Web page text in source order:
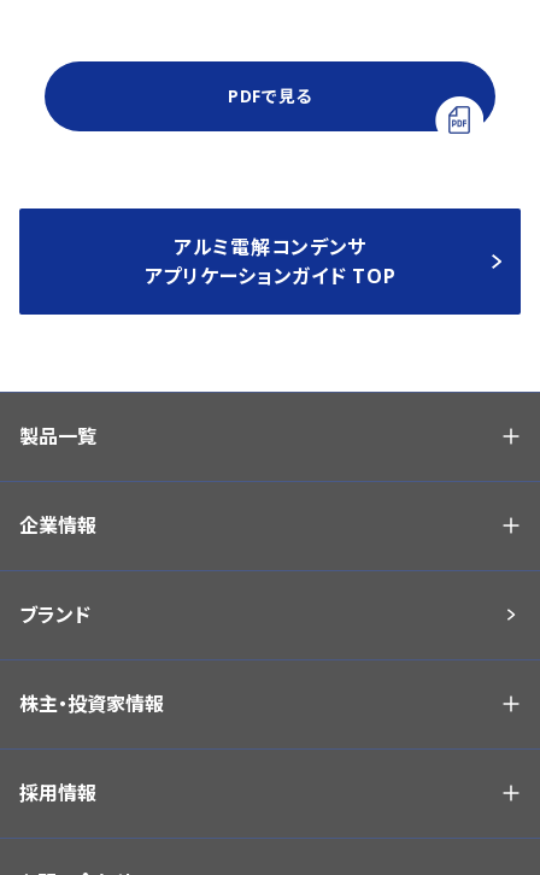
PDFで見る
アルミ電解コンデンサ
アプリケーションガイド TOP
製品一覧
企業情報
ブランド
株主・投資家情報
採用情報